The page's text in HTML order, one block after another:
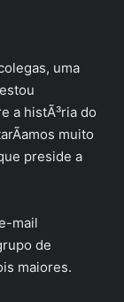
uma
a histÃ³ria do
muito
preside a
mail
de
maiores.